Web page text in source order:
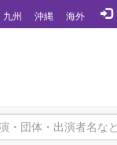
九州 沖縄 海外